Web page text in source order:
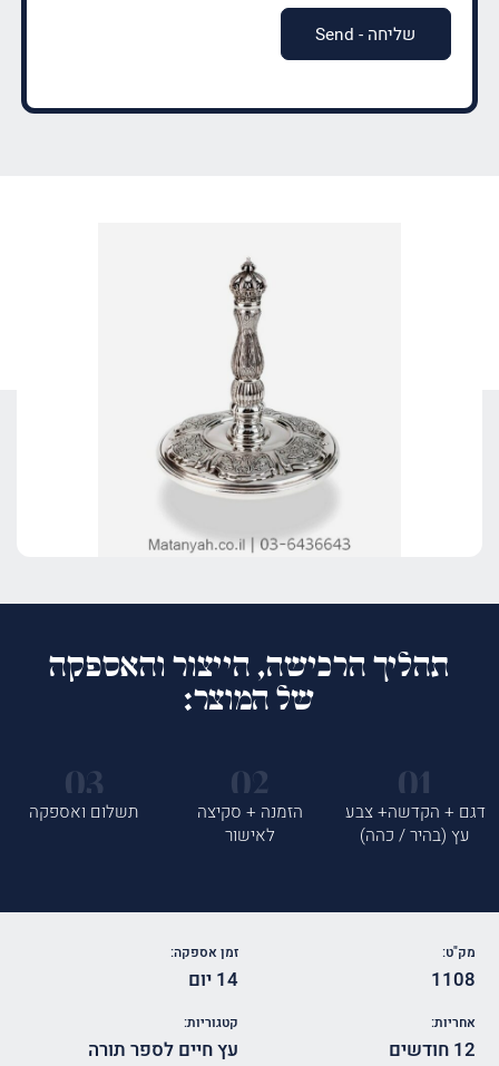
תהליך הרכישה, הייצור והאספקה
של המוצר:
דגם + הקדשה+ צבע
עץ (בהיר / כהה)
הזמנה + סקיצה
לאישור
תשלום ואספקה
מק"ט:
1108
זמן אספקה:
14 יום
אחריות:
12 חודשים
קטגוריות:
עץ חיים לספר תורה